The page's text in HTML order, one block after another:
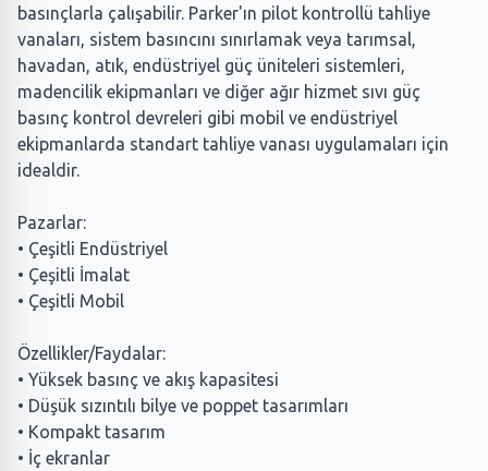
basınçlarla çalışabilir. Parker'ın pilot kontrollü tahliye
vanaları, sistem basıncını sınırlamak veya tarımsal,
havadan, atık, endüstriyel güç üniteleri sistemleri,
madencilik ekipmanları ve diğer ağır hizmet sıvı güç
basınç kontrol devreleri gibi mobil ve endüstriyel
ekipmanlarda standart tahliye vanası uygulamaları için
idealdir.
Pazarlar:
• Çeşitli Endüstriyel
• Çeşitli İmalat
• Çeşitli Mobil
Özellikler/Faydalar:
• Yüksek basınç ve akış kapasitesi
• Düşük sızıntılı bilye ve poppet tasarımları
• Kompakt tasarım
• İç ekranlar